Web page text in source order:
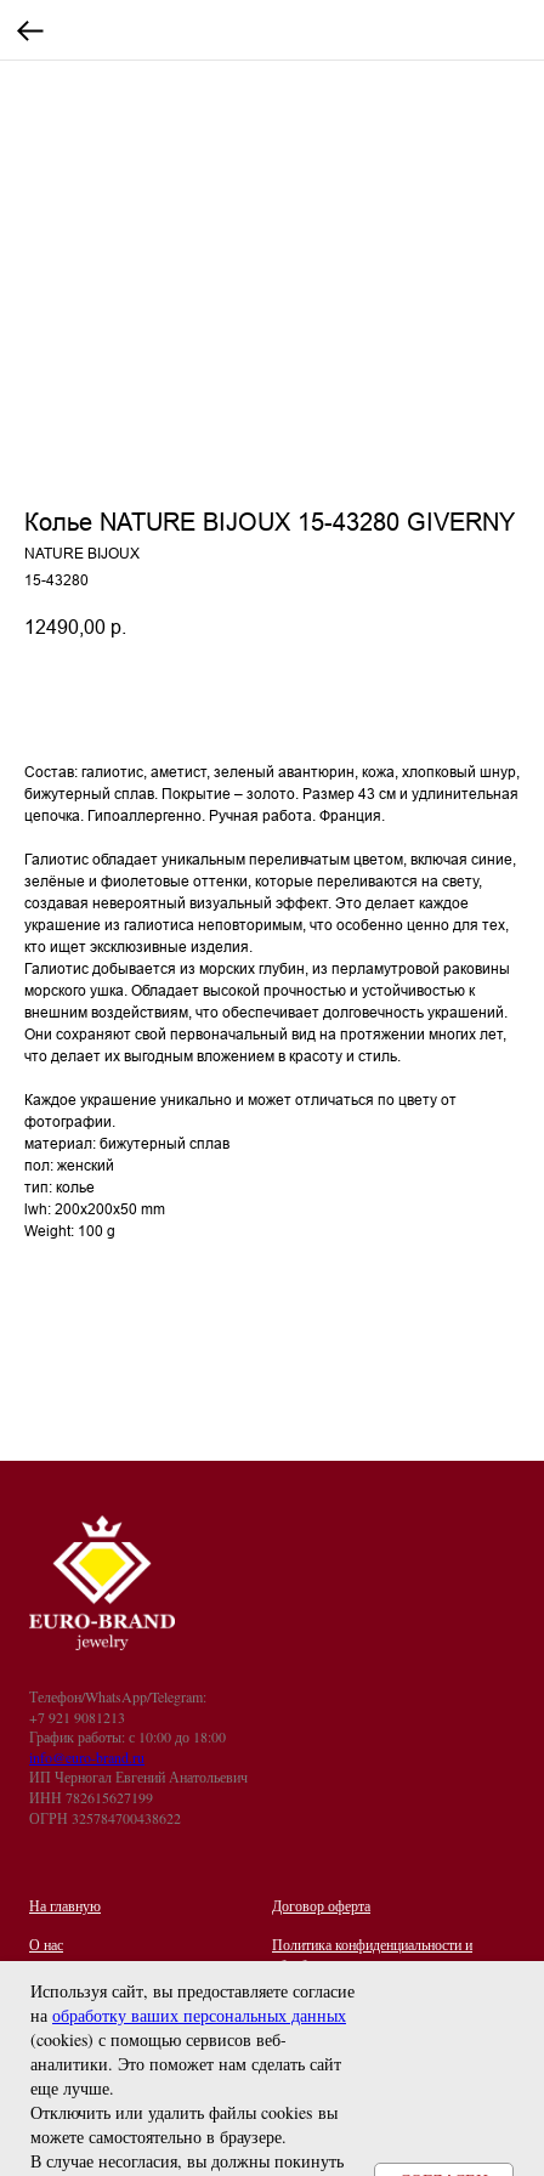
Колье NATURE BIJOUX 15-43280 GIVERNY
NATURE BIJOUX
15-43280
12490,00 р.
Состав: галиотис, аметист, зеленый авантюрин, кожа, хлопковый шнур,
бижутерный сплав. Покрытие – золото. Размер 43 см и удлинительная
цепочка. Гипоаллергенно. Ручная работа. Франция.
Галиотис обладает уникальным переливчатым цветом, включая синие,
зелёные и фиолетовые оттенки, которые переливаются на свету,
создавая невероятный визуальный эффект. Это делает каждое
украшение из галиотиса неповторимым, что особенно ценно для тех,
кто ищет эксклюзивные изделия.
Галиотис добывается из морских глубин, из перламутровой раковины
морского ушка. Обладает высокой прочностью и устойчивостью к
внешним воздействиям, что обеспечивает долговечность украшений.
Они сохраняют свой первоначальный вид на протяжении многих лет,
что делает их выгодным вложением в красоту и стиль.
Каждое украшение уникально и может отличаться по цвету от
фотографии.
материал: бижутерный сплав
пол: женский
тип: колье
lwh: 200x200x50 mm
Weight: 100 g
задайте вопрос
Используя сайт, вы предоставляете согласие
на обработку ваших персональных данных
(cookies) с помощью сервисов веб-
аналитики. Это поможет нам сделать сайт
еще лучше.
Отключить или удалить файлы cookies вы
можете самостоятельно в браузере.
В случае несогласия, вы должны покинуть
Телефон/WhatsApp/Telegram:
+7 921 9081213
График работы: с 10:00 до 18:00
info@euro-brand.ru
ИП Черногал Евгений Анатольевич
ИНН 782615627199
ОГРН 325784700438622
На главную
О нас
Контакты
Отзывы
Договор оферта
Политика конфиденциальности и
обработки персональных данных
Оплата и Доставка